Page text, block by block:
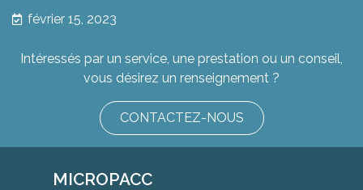
février 15, 2023
Intéressés par un service, une prestation ou un conseil,
vous désirez un renseignement ?
CONTACTEZ-NOUS
MICROPACC